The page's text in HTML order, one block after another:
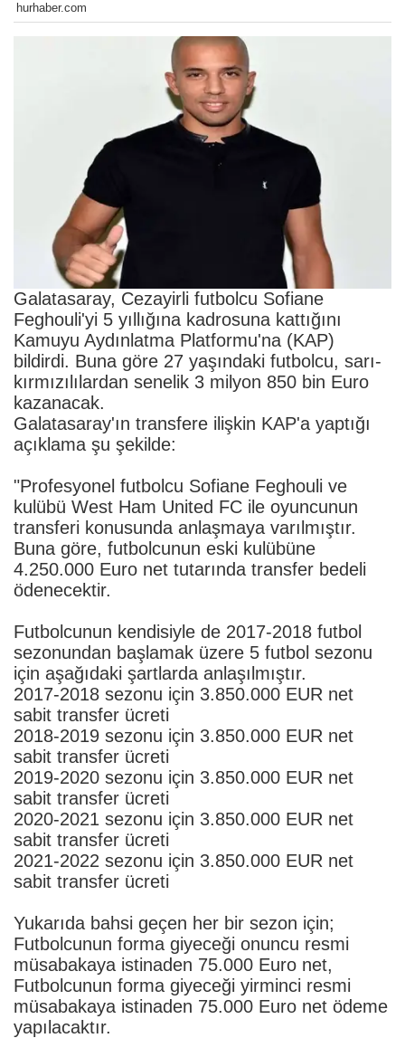
hurhaber.com
Galatasaray, Cezayirli futbolcu Sofiane
Feghouli'yi 5 yıllığına kadrosuna kattığını
Kamuyu Aydınlatma Platformu'na (KAP)
bildirdi. Buna göre 27 yaşındaki futbolcu, sarı-
kırmızılılardan senelik 3 milyon 850 bin Euro
kazanacak.
Galatasaray'ın transfere ilişkin KAP'a yaptığı
açıklama şu şekilde:
"Profesyonel futbolcu Sofiane Feghouli ve
kulübü West Ham United FC ile oyuncunun
transferi konusunda anlaşmaya varılmıştır.
Buna göre, futbolcunun eski kulübüne
4.250.000 Euro net tutarında transfer bedeli
ödenecektir.
Futbolcunun kendisiyle de 2017-2018 futbol
sezonundan başlamak üzere 5 futbol sezonu
için aşağıdaki şartlarda anlaşılmıştır.
2017-2018 sezonu için 3.850.000 EUR net
sabit transfer ücreti
2018-2019 sezonu için 3.850.000 EUR net
sabit transfer ücreti
2019-2020 sezonu için 3.850.000 EUR net
sabit transfer ücreti
2020-2021 sezonu için 3.850.000 EUR net
sabit transfer ücreti
2021-2022 sezonu için 3.850.000 EUR net
sabit transfer ücreti
Yukarıda bahsi geçen her bir sezon için;
Futbolcunun forma giyeceği onuncu resmi
müsabakaya istinaden 75.000 Euro net,
Futbolcunun forma giyeceği yirminci resmi
müsabakaya istinaden 75.000 Euro net ödeme
yapılacaktır.